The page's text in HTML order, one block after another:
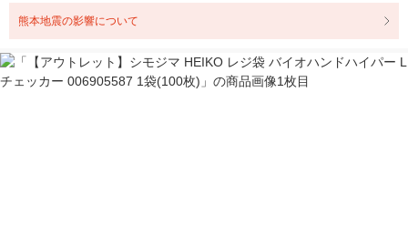
熊本地震の影響について